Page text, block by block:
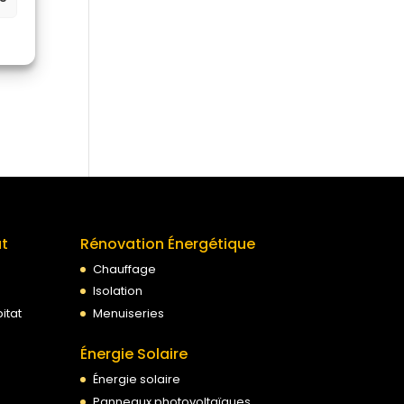
Rénovation Énergétique
Chauffage
Isolation
Menuiseries
Énergie Solaire
Énergie solaire